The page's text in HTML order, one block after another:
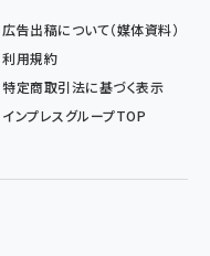
広告出稿について（媒体資料）
利用規約
特定商取引法に基づく表示
インプレスグループTOP